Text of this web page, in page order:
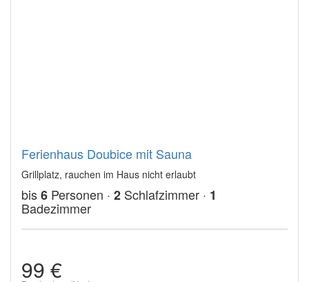
Ferienhaus Doubice mit Sauna
Grillplatz, rauchen im Haus nicht erlaubt
bis6 Personen · 2 Schlafzimmer · 1
Badezimmer
99 €